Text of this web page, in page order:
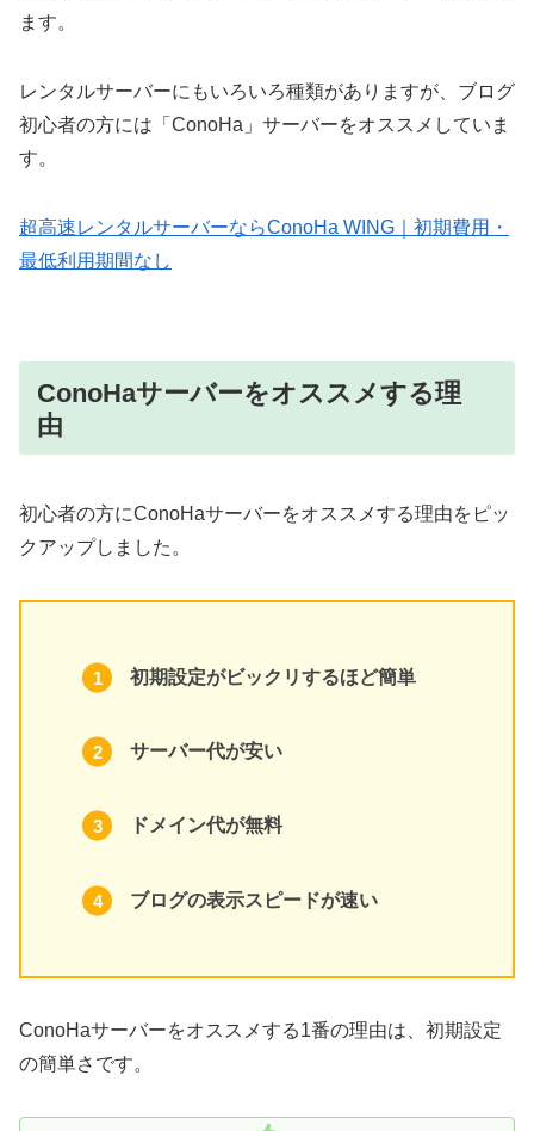
ます。
レンタルサーバーにもいろいろ種類がありますが、ブログ
初心者の方には「ConoHa」サーバーをオススメしていま
す。
超高速レンタルサーバーならConoHa WING｜初期費用・
最低利用期間なし
ConoHaサーバーをオススメする理
由
初心者の方にConoHaサーバーをオススメする理由をピッ
クアップしました。
初期設定がビックリするほど簡単
サーバー代が安い
ドメイン代が無料
ブログの表示スピードが速い
ConoHaサーバーをオススメする1番の理由は、初期設定
の簡単さです。